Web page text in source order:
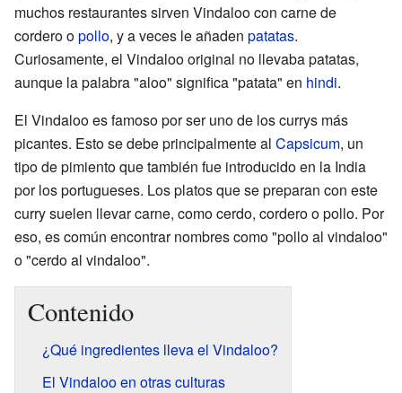
muchos restaurantes sirven Vindaloo con carne de
cordero opollo, y a veces le añaden patatas.
Curiosamente, el Vindaloo original no llevaba patatas,
aunque la palabra "aloo" significa "patata" en hindi.
El Vindaloo es famoso por ser uno de los currys más
picantes. Esto se debe principalmente al Capsicum, un
tipo de pimiento que también fue introducido en la India
por los portugueses. Los platos que se preparan con este
curry suelen llevar carne, como cerdo, cordero o pollo. Por
eso, es común encontrar nombres como "pollo al vindaloo"
o "cerdo al vindaloo".
Contenido
¿Qué ingredientes lleva el Vindaloo?
El Vindaloo en otras culturas